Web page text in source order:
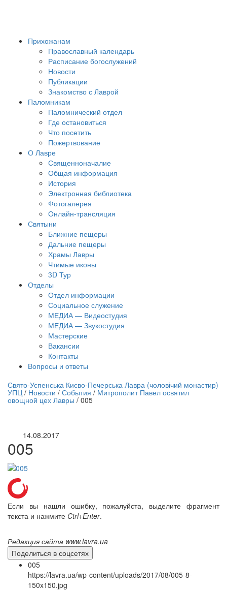
Прихожанам
Православный календарь
Расписание богослужений
Новости
Публикации
Знакомство с Лаврой
Паломникам
Паломнический отдел
Где остановиться
Что посетить
Пожертвование
О Лавре
Священноначалие
Общая информация
История
Электронная библиотека
Фотогалерея
Онлайн-трансляция
Святыни
Ближние пещеры
Дальние пещеры
Храмы Лавры
Чтимые иконы
3D Тур
Отделы
Отдел информации
Социальное служение
МЕДИА — Видеостудия
МЕДИА — Звукостудия
Мастерские
Вакансии
Контакты
Вопросы и ответы
трансляция | 12 сентября
трансляции
Свято-Успенська Києво-Печерська Лавра (чоловічий монастир)
УПЦ / Новости / События / Митрополит Павел освятил
овощной цех Лавры / 005
14.08.2017
005
Если вы нашли ошибку, пожалуйста, выделите фрагмент
текста и нажмите Ctrl+Enter.
Редакция сайта www.lavra.ua
Поделиться в соцсетях
005
https://lavra.ua/wp-content/uploads/2017/08/005-8-
150x150.jpg